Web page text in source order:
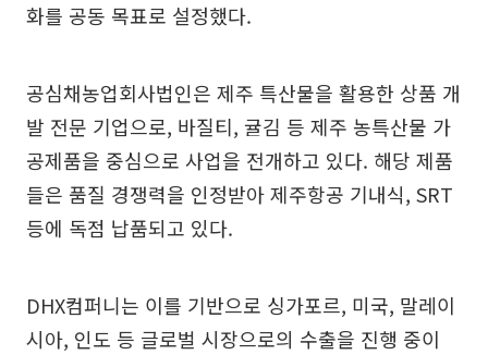
화를 공동 목표로 설정했다.
공심채농업회사법인은 제주 특산물을 활용한 상품 개
발 전문 기업으로, 바질티, 귤김 등 제주 농특산물 가
공제품을 중심으로 사업을 전개하고 있다. 해당 제품
들은 품질 경쟁력을 인정받아 제주항공 기내식, SRT
등에 독점 납품되고 있다.
DHX컴퍼니는 이를 기반으로 싱가포르, 미국, 말레이
시아, 인도 등 글로벌 시장으로의 수출을 진행 중이